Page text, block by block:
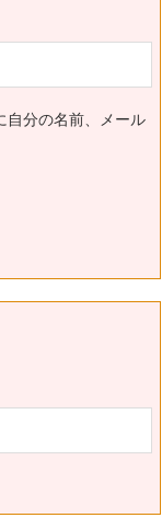
自分の名前、メール